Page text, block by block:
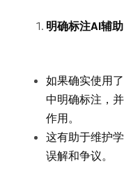
明确标注AI辅助
如果确实使用
中明确标注，
作用。
这有助于维护
误解和争议。